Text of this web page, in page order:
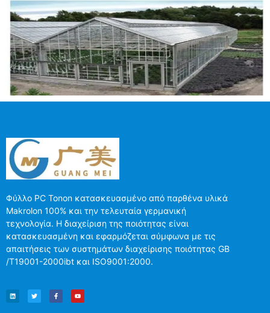
Φύλλο PC Tonon κατασκευασμένο από παρθένα υλικά
Makrolon 100% και την τελευταία γερμανική
τεχνολογία. Η διαχείριση της ποιότητας είναι
κατασκευασμένη και εφαρμόζεται σύμφωνα με τις
απαιτήσεις των συστημάτων διαχείρισης ποιότητας GB
/T19001-2000ibt και ISO9001:2000.